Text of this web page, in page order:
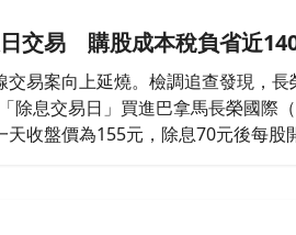
交易 購股成本稅負省近
易案向上延燒。檢調追查發現，長
除息交易日」買進巴拿馬長榮國際
收盤價為155元，除息70元後每股